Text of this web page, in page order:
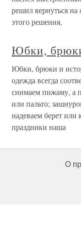
решил вернуться на
этого решения,
Юбки,
Юбки, брюки и
одежда всегда
снимаем пижаму, а
или пальто;
надеваем берет
праздники наша
О